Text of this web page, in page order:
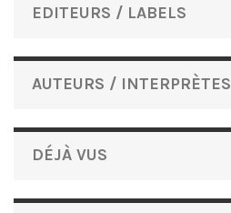
EDITEURS / LABELS
AUTEURS / INTERPRÈTES
DÉJÀ VUS